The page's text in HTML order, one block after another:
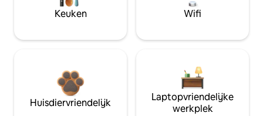
Keuken Wifi
Huisdiervriendelijk
Laptopvriendelijke
werkplek